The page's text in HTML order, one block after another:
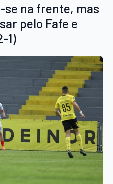
se na frente, mas
pelo Fafe e
1)